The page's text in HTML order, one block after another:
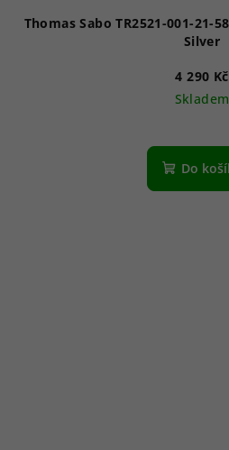
Thomas Sabo TR2521-001-21-
Silver
4 290 Kč
Skladem
Do